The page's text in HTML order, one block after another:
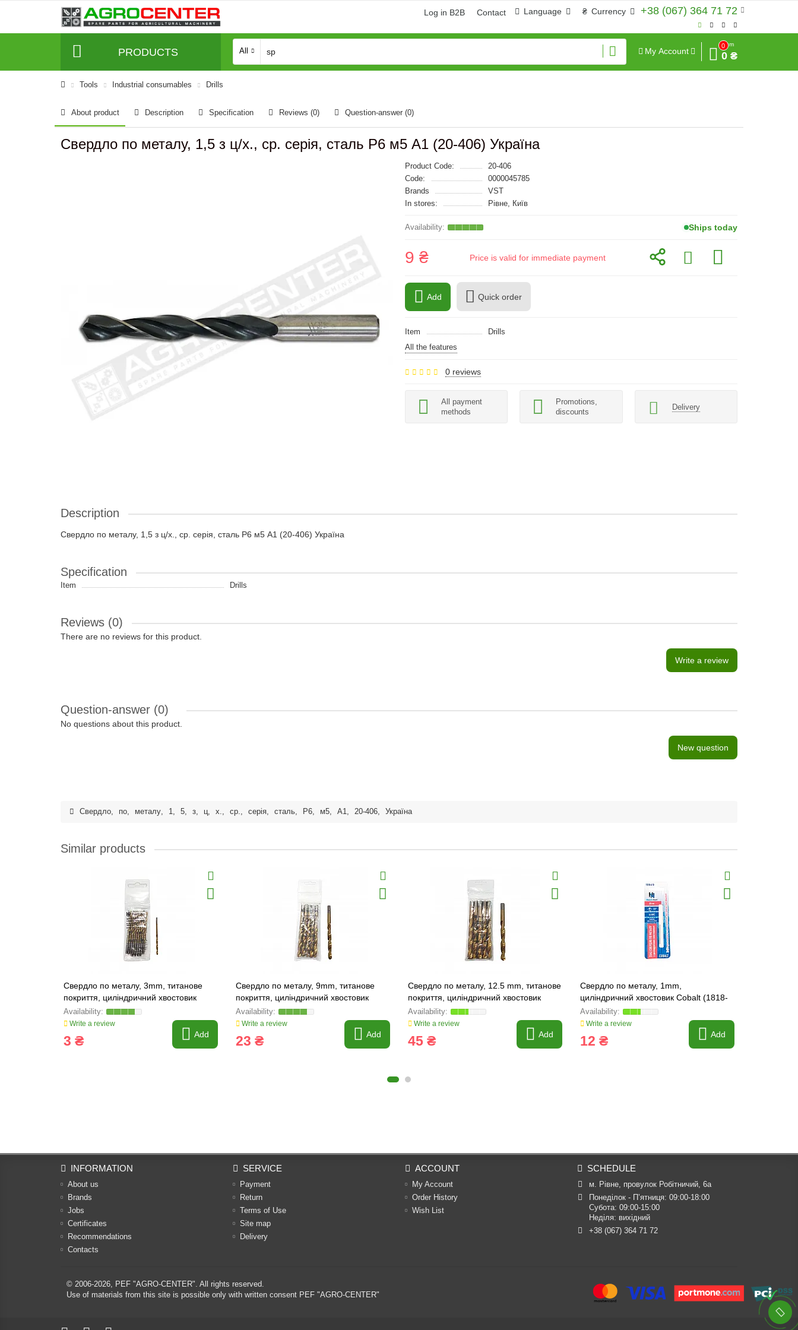
+38 (067) 364 71 72
₴ Currency
Language
Log in B2B Contact
PRODUCTS All My Account
0
Sum
0 ₴
Tools Industrial consumables Drills
About product Description Specification Reviews (0) Question-answer (0)
Свердло по металу, 1,5 з ц/х., ср. серія, сталь Р6 м5 А1 (20-406) Україна
Product Code:
20-406
Code:
0000045785
Brands
VST
In stores:
Рівне, Київ
Ships today
9 ₴ Price is valid for immediate payment
Add Quick order
Item
Drills
All the features
0 reviews
All payment
methods
Promotions,
discounts
Delivery
Description
Свердло по металу, 1,5 з ц/х., ср. серія, сталь Р6 м5 А1 (20-406) Україна
Specification
Item Drills
Reviews (0)
There are no reviews for this product.
Write a review
Question-answer (0)
No questions about this product.
New question
Свердло, по, металу, 1, 5, з, ц, х., ср., серія, сталь, Р6, м5, А1, 20-406, Україна
Similar products
Свердло по металу, 3mm, титанове
покриття, циліндричний хвостовик
(1818-030)
Write a review
3 ₴ Add
Свердло по металу, 9mm, титанове
покриття, циліндричний хвостовик
(1818-090)
Write a review
23 ₴ Add
Свердло по металу, 12.5 mm, титанове
покриття, циліндричний хвостовик
(1818-125)
Write a review
45 ₴ Add
Свердло по металу, 1mm,
циліндричний хвостовик Cobalt (1818-
610)
Write a review
12 ₴ Add
INFORMATION
About us
Brands
Jobs
Certificates
Recommendations
Contacts
SERVICE
Payment
Return
Terms of Use
Site map
Delivery
ACCOUNT
My Account
Order History
Wish List
SCHEDULE
м. Рівне, провулок Робітничий, 6а
Понеділок - П’ятниця: 09:00-18:00
Субота: 09:00-15:00
Неділя: вихідний
+38 (067) 364 71 72
© 2006-2026, PEF "AGRO-CENTER". All rights reserved.
Use of materials from this site is possible only with written consent PEF "AGRO-CENTER"